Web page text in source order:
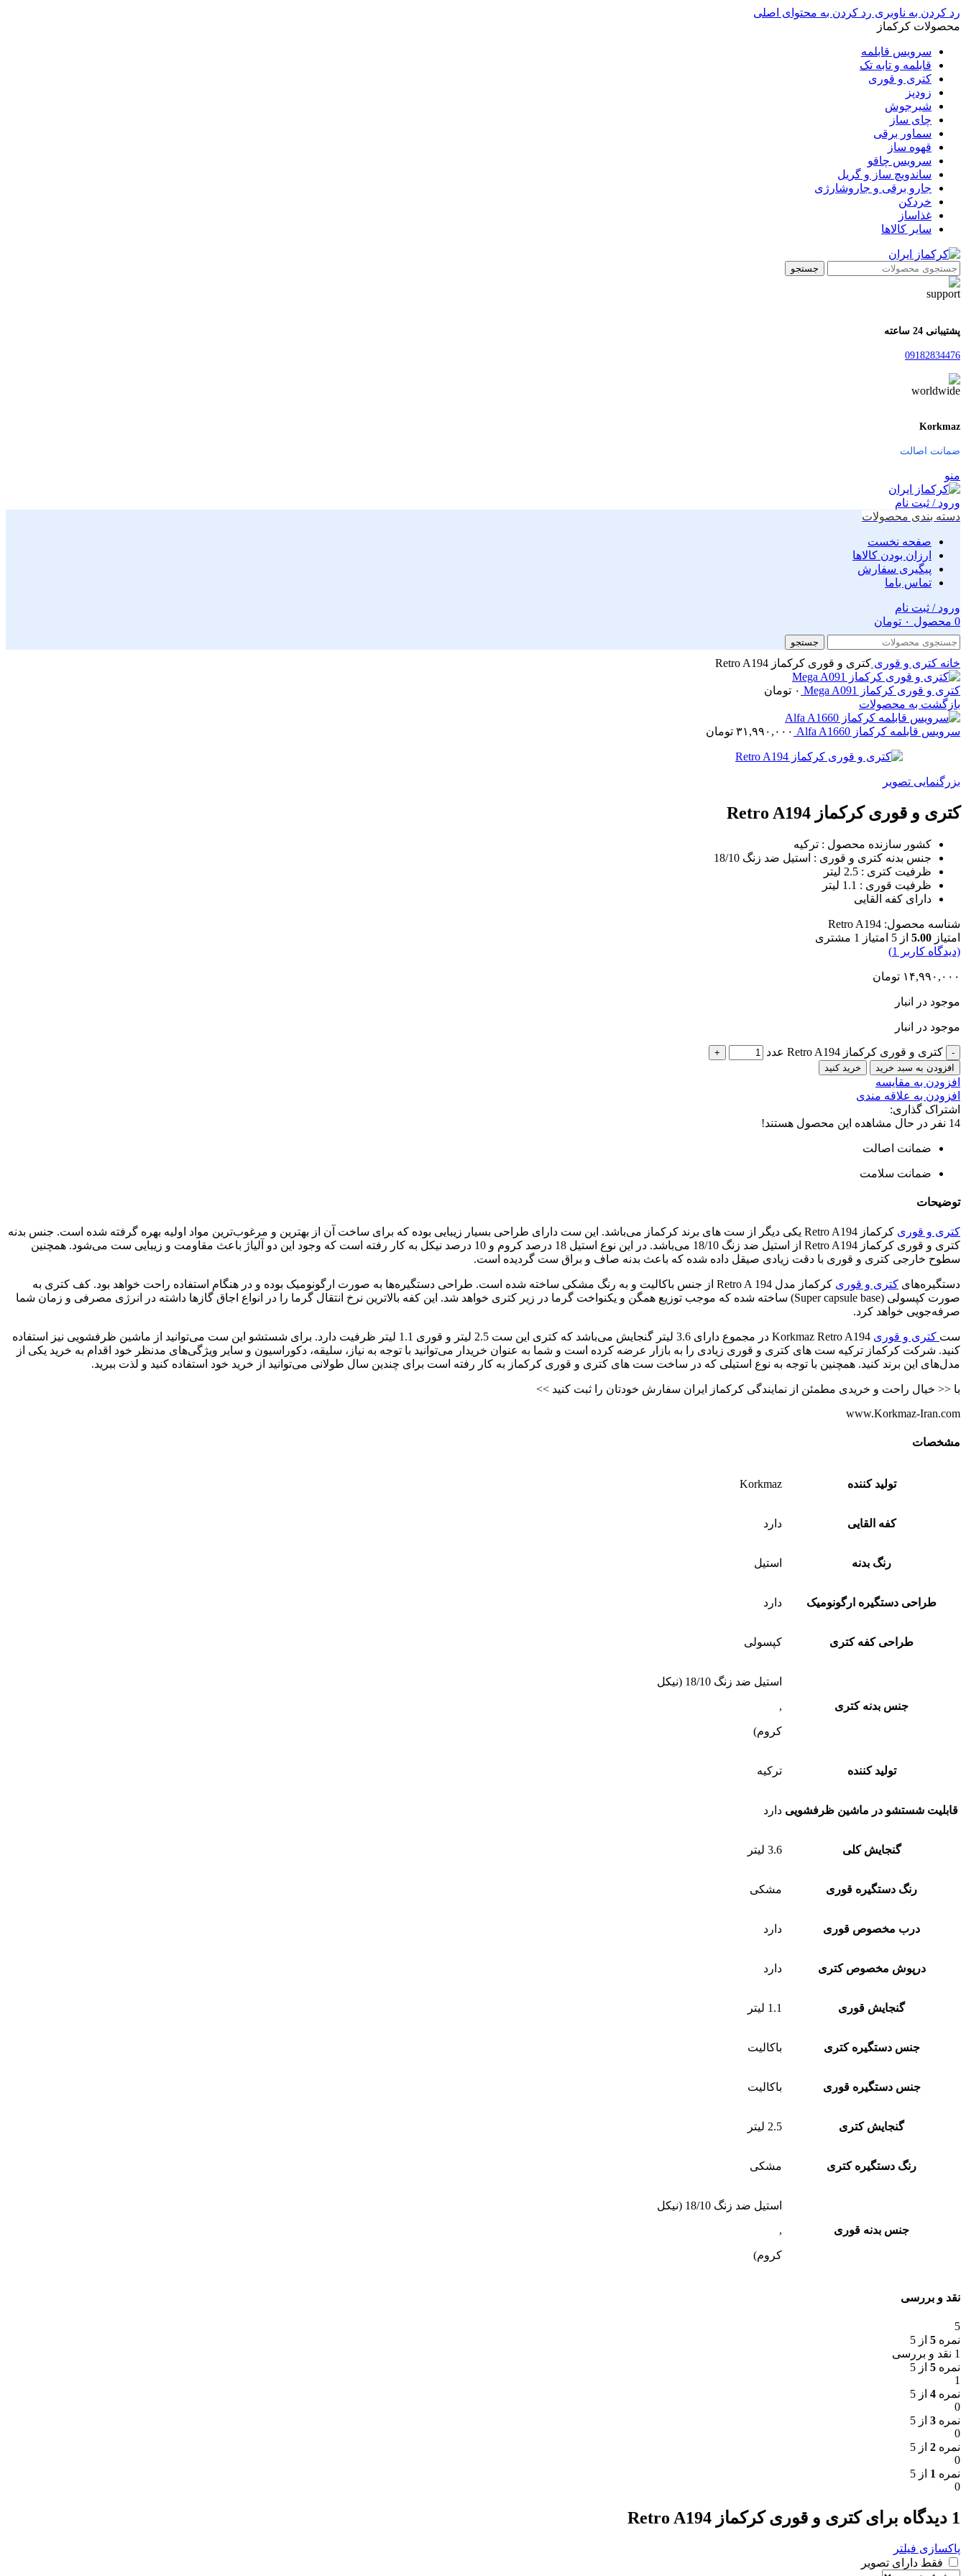
رد کردن به ناوبری رد کردن به محتوای اصلی
محصولات کرکماز
سرویس قابلمه
قابلمه و تابه تک
کتری و قوری
زودپز
شیرجوش
چای ساز
سماور برقی
قهوه ساز
سرویس چاقو
ساندویچ ساز و گریل
جارو برقی و جاروشارژی
خردکن
غذاساز
سایر کالاها
جستجو
پشتیبانی 24 ساعته
09182834476
Korkmaz
ضمانت اصالت
منو
ورود / ثبت نام
دسته بندی محصولات
صفحه نخست
ارزان بودن کالاها
پیگیری سفارش
تماس باما
ورود / ثبت نام
0 محصول ۰ تومان
جستجو
خانه کتری و قوری کتری و قوری کرکماز Retro A194
کتری و قوری کرکماز Mega A091 ۰ تومان
بازگشت به محصولات
سرویس قابلمه کرکماز Alfa A1660 ۳۱,۹۹۰,۰۰۰ تومان
بزرگنمایی تصویر
کتری و قوری کرکماز Retro A194
کشور سازنده محصول : ترکیه
جنس بدنه کتری و قوری : استیل ضد زنگ 18/10
ظرفیت کتری : 2.5 لیتر
ظرفیت قوری : 1.1 لیتر
دارای کفه القایی
شناسه محصول: Retro A194
امتیاز 5.00 از 5 امتیاز 1 مشتری
(دیدگاه کاربر
1
)
۱۴,۹۹۰,۰۰۰ تومان
موجود در انبار
موجود در انبار
کتری و قوری کرکماز Retro A194 عدد
افزودن به سبد خرید خرید کنید
افزودن به مقایسه
افزودن به علاقه مندی
اشتراک گذاری:
14 نفر در حال مشاهده این محصول هستند!
ضمانت اصالت
ضمانت سلامت
توضیحات
کتری و قوری
کرکماز Retro A194 یکی دیگر از ست‌ های برند کرکماز می‌باشد. این ست دارای طراحی بسیار زیبایی بوده که برای ساخت آن از بهترین و مرغوب‌ترین مواد اولیه بهره گرفته شده است. جنس بدنه
کتری و قوری کرکماز Retro A194 از استیل ضد زنگ 18/10 می‌باشد. در این نوع استیل 18 درصد کروم و 10 درصد نیکل به کار رفته است که وجود این دو آلیاژ باعث مقاومت و زیبایی ست می‌شود. همچنین
سطوح خارجی کتری و قوری با دقت زیادی صیقل داده شده که باعث بدنه صاف و براق ست گردیده است.
دستگیره‌های کتری و قوری
کرکماز مدل Retro A 194 از جنس باکالیت و به رنگ مشکی ساخته شده است. طراحی دستگیره‌ها به صورت ارگونومیک بوده و در هنگام استفاده راحت خواهد بود. کف کتری به
صورت کپسولی (Super capsule base) ساخته شده که موجب توزیع همگن و یکنواخت گرما در زیر کتری خواهد شد. این کفه بالاترین نرخ انتقال گرما را در انواع اجاق گازها داشته در انرژی مصرفی و زمان شما
صرفه‌جویی خواهد کرد.
ست کتری و قوری
Korkmaz Retro A194 در مجموع دارای 3.6 لیتر گنجایش می‌باشد که کتری این ست 2.5 لیتر و قوری 1.1 لیتر ظرفیت دارد. برای شستشو این ست می‌توانید از ماشین ظرفشویی نیز استفاده
کنید. شرکت کرکماز ترکیه ست‌ های کتری و قوری زیادی را به بازار عرضه کرده است و شما به عنوان خریدار می‌توانید با توجه به نیاز، سلیقه، دکوراسیون و سایر ویژگی‌های مدنظر خود اقدام به خرید یکی از
مدل‌های این برند کنید. همچنین با توجه به نوع استیلی که در ساخت ست‌ های کتری و قوری کرکماز به کار رفته است برای چندین سال طولانی می‌توانید از خرید خود استفاده کنید و لذت ببرید.
با << خیال راحت و خریدی مطمئن از نمایندگی کرکماز ایران سفارش خودتان را ثبت کنید >>
www.Korkmaz-Iran.com
مشخصات
تولید کننده Korkmaz
کفه القایی دارد
رنگ بدنه استیل
طراحی دستگیره ارگونومیک دارد
طراحی کفه کتری کپسولی
جنس بدنه کتری
استیل ضد زنگ 18/10 (نیکل
,
کروم)
تولید کننده ترکیه
قابلیت شستشو در ماشین ظرفشویی دارد
گنجایش کلی 3.6 لیتر
رنگ دستگیره قوری مشکی
درب مخصوص قوری دارد
درپوش مخصوص کتری دارد
گنجایش قوری 1.1 لیتر
جنس دستگیره کتری باکالیت
جنس دستگیره قوری باکالیت
گنجایش کتری 2.5 لیتر
رنگ دستگیره کتری مشکی
جنس بدنه قوری
استیل ضد زنگ 18/10 (نیکل
,
کروم)
نقد و بررسی
5
نمره 5 از 5
1 نقد و بررسی
نمره 5 از 5
1
نمره 4 از 5
0
نمره 3 از 5
0
نمره 2 از 5
0
نمره 1 از 5
0
1 دیدگاه برای کتری و قوری کرکماز Retro A194
پاکسازی فیلتر
فقط دارای تصویر